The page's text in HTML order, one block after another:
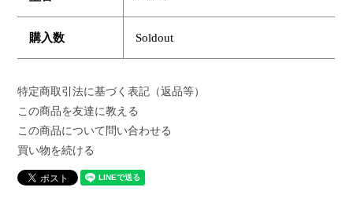
購入数 Soldout
特定商取引法に基づく表記（返品等）
この商品を友達に教える
この商品について問い合わせる
買い物を続ける